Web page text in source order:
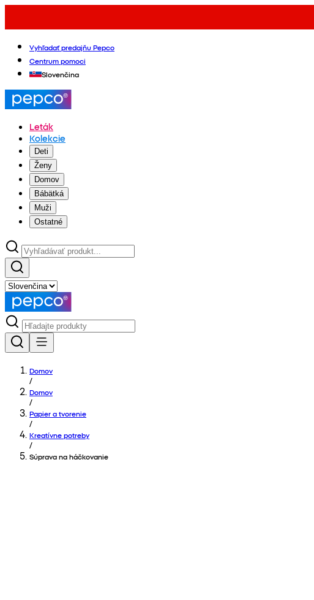
Vyhľadať predajňu Pepco
Centrum pomoci
Slovenčina
Leták
Kolekcie
Deti
Ženy
Domov
Bábätká
Muži
Ostatné
Domov
/
Domov
/
Papier a tvorenie
/
Kreatívne potreby
/
Súprava na háčkovanie